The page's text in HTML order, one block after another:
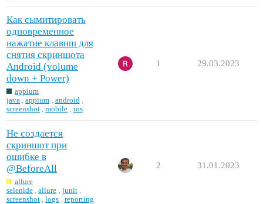
Как сымитировать
одновременное
нажатие клавиш для
снятия скриншота
Android (volume
down + Power)
appium
java
,appium android
screenshot ,mobile ios
1 29.03.2023
Не создается
скриншот при
ошибке в
@BeforeAll
allure
selenide ,allure junit
screenshot ,logs reporting
2 31.01.2023